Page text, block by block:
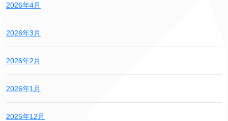
2026年4月
2026年3月
2026年2月
2026年1月
2025年12月